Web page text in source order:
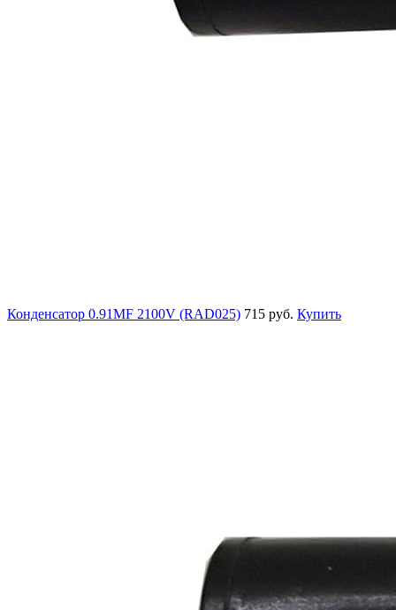
Конденсатор 0.91MF 2100V (RAD025) 715 руб. Купить